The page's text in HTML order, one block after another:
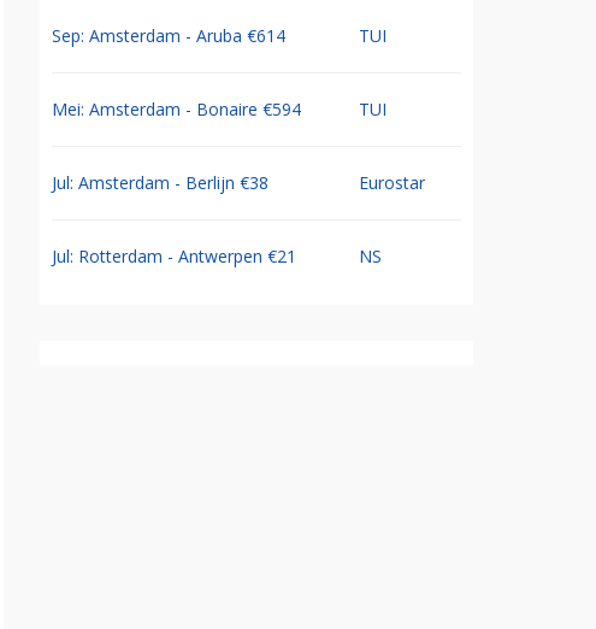
Sep: Amsterdam - Aruba €614 TUI
Mei: Amsterdam - Bonaire €594 TUI
Jul: Amsterdam - Berlijn €38 Eurostar
Jul: Rotterdam - Antwerpen €21 NS